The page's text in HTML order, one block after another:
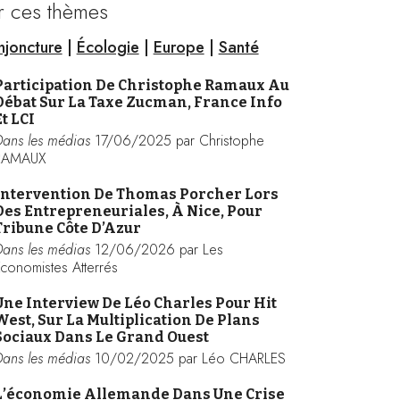
ces thèmes
| Écologie | Europe | Santé
De Christophe Ramaux Au
Sur La Taxe Zucman, France Info
LCI
les médias 17/06/2025 par Christophe
De Thomas Porcher Lors
Entrepreneuriales, À Nice, Pour
Côte D’Azur
les médias 12/06/2026 par Les
Atterrés
Interview De Léo Charles Pour Hit
Sur La Multiplication De Plans
Dans Le Grand Ouest
les médias 10/02/2025 par Léo CHARLES
Allemande Dans Une Crise